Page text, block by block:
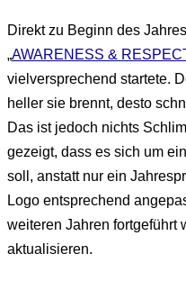
Direkt zu Beginn des
„AWARENESS &
vielversprechend startete.
heller sie brennt, desto
Das ist jedoch nichts
gezeigt, dass es sich um
soll, anstatt nur ein
Logo entsprechend
weiteren Jahren fortgeführt
aktualisieren.